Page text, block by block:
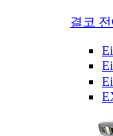
결코